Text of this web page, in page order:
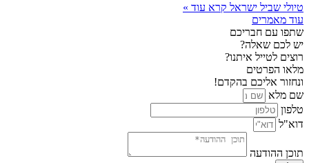
טיולי שביל ישראלקרא עוד »
עוד מאמרים
שתפו עם חבריכם
יש לכם שאלה?
רוצים לטייל איתנו?
מלאו הפרטים
ונחזור אליכם בהקדם!
שם מלא
טלפון
דוא"ל
תוכן ההודעה